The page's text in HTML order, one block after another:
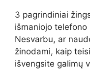
3 pagrindiniai
išmaniojo
Nesvarbu, ar
žinodami, kaip
išvengsite galimų